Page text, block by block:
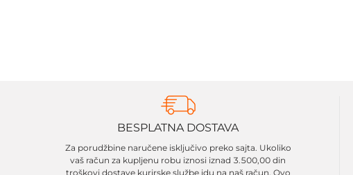
BESPLATNA DOSTAVA
Za porudžbine naručene isključivo preko sajta. Ukoliko
vaš račun za kupljenu robu iznosi iznad 3.500,00 din
troškovi dostave kurirske službe idu na naš račun. Ovo